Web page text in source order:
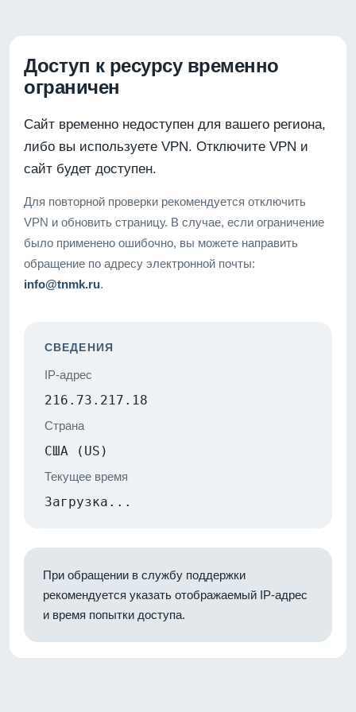
Доступ к ресурсу временно
ограничен
Сайт временно недоступен для вашего региона,
либо вы используете VPN. Отключите VPN и
сайт будет доступен.
Для повторной проверки рекомендуется отключить
VPN и обновить страницу. В случае, если ограничение
было применено ошибочно, вы можете направить
обращение по адресу электронной почты:
info@tnmk.ru.
СВЕДЕНИЯ
IP-адрес
216.73.217.18
Страна
США (US)
Текущее время
Загрузка...
При обращении в службу поддержки
рекомендуется указать отображаемый IP-адрес
и время попытки доступа.